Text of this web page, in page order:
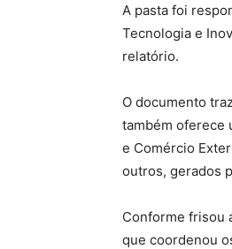
A pasta foi
Tecnologia e
relatório.
O documento
também oferece
e Comércio
outros, gerados
Conforme frisou
que coordenou